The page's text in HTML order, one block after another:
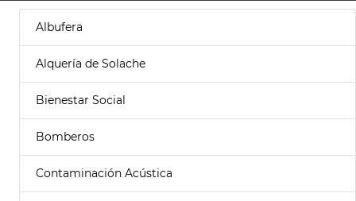
Albufera
Alquería de Solache
Bienestar Social
Bomberos
Contaminación Acústica